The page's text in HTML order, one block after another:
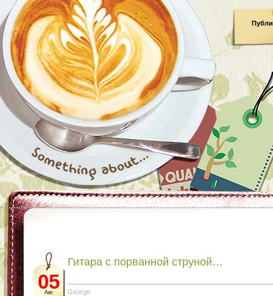
05
Авг
Гитара с порванной струной…
George